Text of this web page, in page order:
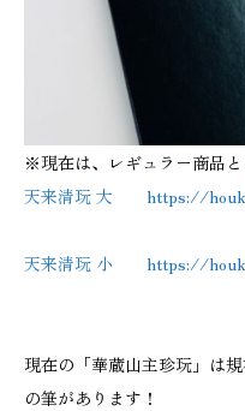
※現在は、レギュラー商品と
天来清玩 大
https://
天来清玩 小 https://
現在の「華蔵山主珍玩」は
の筆があります！